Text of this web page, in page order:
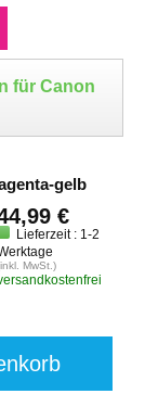
für Canon
XL color, cyan-magenta-gelb
€
Lieferzeit : 1-2
MwSt.)